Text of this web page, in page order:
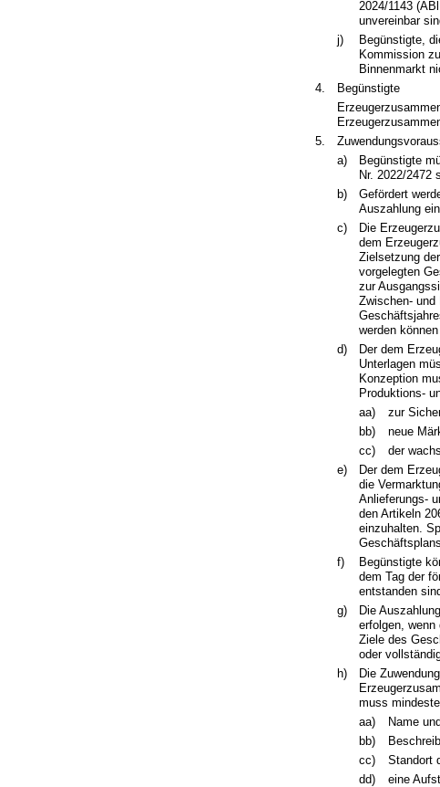
2024/1143
unvereinbar
j)
Begünstigte,
Kommission
Binnenmarkt
4.
Begünstigte
5.
a)
Begünstigte
Nr. 2022/2472
b)
Gefördert
Auszahlung
c)
Die
dem
Zielsetzung
vorgelegten
zur
Zwischen-
werden
d)
Der dem
Unterlagen
Konzeption
Produktions-
aa)
zur
bb)
neue
cc)
der
e)
Der dem
die
Anlieferungs-
den Artikeln
einzuhalten.
f)
Begünstigte
dem Tag der
entstanden
g)
Die
erfolgen,
Ziele des
oder
h)
Die
muss
aa)
Name
bb)
cc)
Standort
dd)
eine